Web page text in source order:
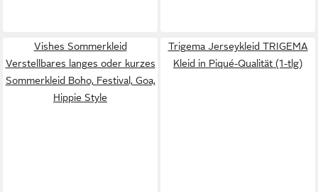
Vishes Sommerkleid
Verstellbares langes oder kurzes
Sommerkleid Boho, Festival, Goa,
Hippie Style
Trigema Jerseykleid TRIGEMA
Kleid in Piqué-Qualität (1-tlg)